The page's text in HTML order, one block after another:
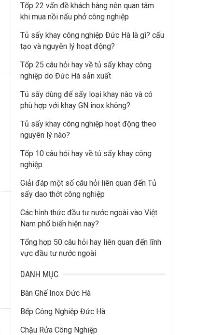
m
c
h
o
Tốp 22 vấn đề khách hàng nên quan tâm
khi mua nồi nấu phở công nghiệp
Tủ sấy khay công nghiệp Đức Hà là gì? cấu
tạo và nguyên lý hoạt động?
Tốp 25 câu hỏi hay về tủ sấy khay công
nghiệp do Đức Hà sản xuất
Tủ sấy dùng để sấy loại khay nào và có
phù hợp với khay GN inox không?
Tủ sấy khay công nghiệp hoạt động theo
nguyên lý nào?
Tốp 10 câu hỏi hay về tủ sấy khay công
nghiệp
Giải đáp một số câu hỏi liên quan đến Tủ
sấy dao thớt công nghiệp
Các hình thức đầu tư nước ngoài vào Việt
Nam phổ biến hiện nay?
Tổng hợp 50 câu hỏi hay liên quan đến lĩnh
vực đầu tư nước ngoài
DANH MỤC
Bàn Ghế Inox Đức Hà
Bếp Công Nghiệp Đức Hà
Chậu Rửa Công Nghiệp